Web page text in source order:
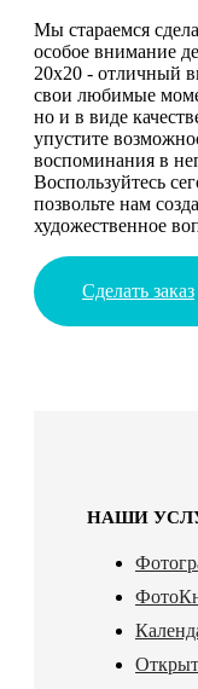
Мы стараемся
особое внимание
20х20 - отличный
свои любимые
но и в виде
упустите
воспоминания в
Воспользуйтесь
позвольте нам
художественное
Сделать заказ
НАШИ